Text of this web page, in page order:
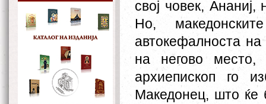
свој човек,
Но,
автокефалноста
на негово место,
архиепископ го
Македонец, што ќе